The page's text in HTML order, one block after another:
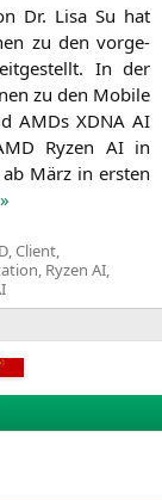
Dr. Lisa Su hat
zu den vor­ge­
In der
zu den Mobi­le
AMDs XDNA AI
Ryzen AIin
März in ers­ten
, Client,
Ryzen AI